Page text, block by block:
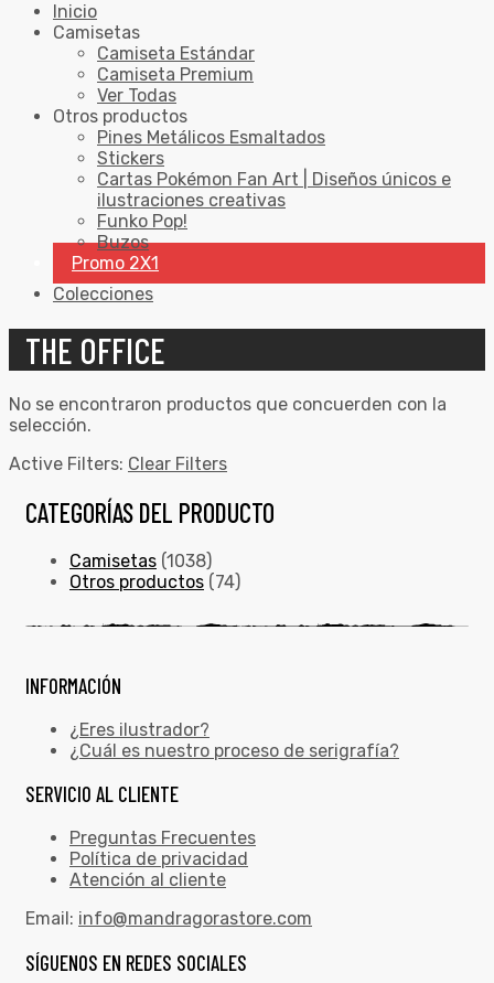
Inicio
Camisetas
Camiseta Estándar
Camiseta Premium
Ver Todas
Otros productos
Pines Metálicos Esmaltados
Stickers
Cartas Pokémon Fan Art | Diseños únicos e
ilustraciones creativas
Funko Pop!
Buzos
Promo 2X1
Colecciones
THE OFFICE
No se encontraron productos que concuerden con la
selección.
Active Filters: Clear Filters
CATEGORÍAS DEL PRODUCTO
Camisetas (1038)
Otros productos (74)
INFORMACIÓN
¿Eres ilustrador?
¿Cuál es nuestro proceso de serigrafía?
SERVICIO AL CLIENTE
Preguntas Frecuentes
Política de privacidad
Atención al cliente
Email: info@mandragorastore.com
SÍGUENOS EN REDES SOCIALES